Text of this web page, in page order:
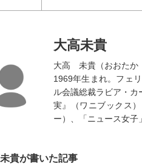
大高未貴
大高 未貴（おおたか
1969年生まれ。フェ
ル会議総裁ラビア・
実』（ワニブックス
ー）、「ニュース女子
貴が書いた記事